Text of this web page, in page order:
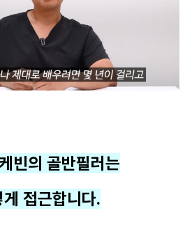
빈의 골반필러는
게 접근합니다.